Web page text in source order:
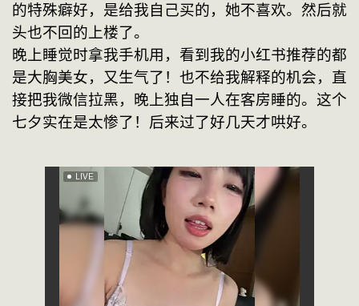
的特殊癖好，是给我自己买的，她不喜欢。然后就
头也不回的上楼了。
晚上睡觉时拿我手机用，看到我的小红书推荐的都
是大胸美女，又生气了！也不给我解释的机会，直
接把我微信拉黑，晚上独自一人在客房睡的。这个